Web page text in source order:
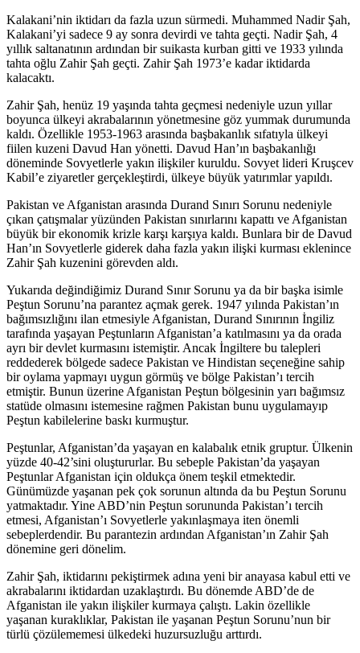
Kalakani’nin iktidarı da fazla uzun sürmedi. Muhammed Nadir Şah,
Kalakani’yi sadece 9 ay sonra devirdi ve tahta geçti. Nadir Şah, 4
yıllık saltanatının ardından bir suikasta kurban gitti ve 1933 yılında
tahta oğlu Zahir Şah geçti. Zahir Şah 1973’e kadar iktidarda
kalacaktı.
Zahir Şah, henüz 19 yaşında tahta geçmesi nedeniyle uzun yıllar
boyunca ülkeyi akrabalarının yönetmesine göz yummak durumunda
kaldı. Özellikle 1953-1963 arasında başbakanlık sıfatıyla ülkeyi
fiilen kuzeni Davud Han yönetti. Davud Han’ın başbakanlığı
döneminde Sovyetlerle yakın ilişkiler kuruldu. Sovyet lideri Kruşcev
Kabil’e ziyaretler gerçekleştirdi, ülkeye büyük yatırımlar yapıldı.
Pakistan ve Afganistan arasında Durand Sınırı Sorunu nedeniyle
çıkan çatışmalar yüzünden Pakistan sınırlarını kapattı ve Afganistan
büyük bir ekonomik krizle karşı karşıya kaldı. Bunlara bir de Davud
Han’ın Sovyetlerle giderek daha fazla yakın ilişki kurması eklenince
Zahir Şah kuzenini görevden aldı.
Yukarıda değindiğimiz Durand Sınır Sorunu ya da bir başka isimle
Peştun Sorunu’na parantez açmak gerek. 1947 yılında Pakistan’ın
bağımsızlığını ilan etmesiyle Afganistan, Durand Sınırının İngiliz
tarafında yaşayan Peştunların Afganistan’a katılmasını ya da orada
ayrı bir devlet kurmasını istemiştir. Ancak İngiltere bu talepleri
reddederek bölgede sadece Pakistan ve Hindistan seçeneğine sahip
bir oylama yapmayı uygun görmüş ve bölge Pakistan’ı tercih
etmiştir. Bunun üzerine Afganistan Peştun bölgesinin yarı bağımsız
statüde olmasını istemesine rağmen Pakistan bunu uygulamayıp
Peştun kabilelerine baskı kurmuştur.
Peştunlar, Afganistan’da yaşayan en kalabalık etnik gruptur. Ülkenin
yüzde 40-42’sini oluştururlar. Bu sebeple Pakistan’da yaşayan
Peştunlar Afganistan için oldukça önem teşkil etmektedir.
Günümüzde yaşanan pek çok sorunun altında da bu Peştun Sorunu
yatmaktadır. Yine ABD’nin Peştun sorununda Pakistan’ı tercih
etmesi, Afganistan’ı Sovyetlerle yakınlaşmaya iten önemli
sebeplerdendir. Bu parantezin ardından Afganistan’ın Zahir Şah
dönemine geri dönelim.
Zahir Şah, iktidarını pekiştirmek adına yeni bir anayasa kabul etti ve
akrabalarını iktidardan uzaklaştırdı. Bu dönemde ABD’de de
Afganistan ile yakın ilişkiler kurmaya çalıştı. Lakin özellikle
yaşanan kuraklıklar, Pakistan ile yaşanan Peştun Sorunu’nun bir
türlü çözülememesi ülkedeki huzursuzluğu arttırdı.